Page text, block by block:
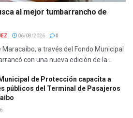
al mejor tumbarrancho de
06/08/2026 0
a través del Fondo Municipal
con una nueva edición de la...
de Protección capacita a
públicos del Terminal de Pasajeros